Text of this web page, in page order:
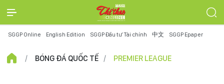
SGGP Online English Edition SGGP Đầu tư Tài chính 中文 SGGP Epaper
BÓNG ĐÁ QUỐC TẾ PREMIER LEAGUE